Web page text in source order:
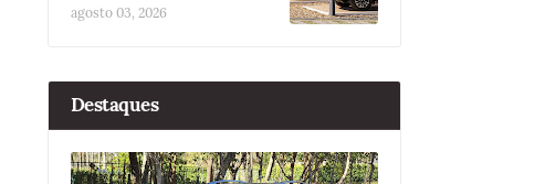
agosto 03, 2026
Destaques